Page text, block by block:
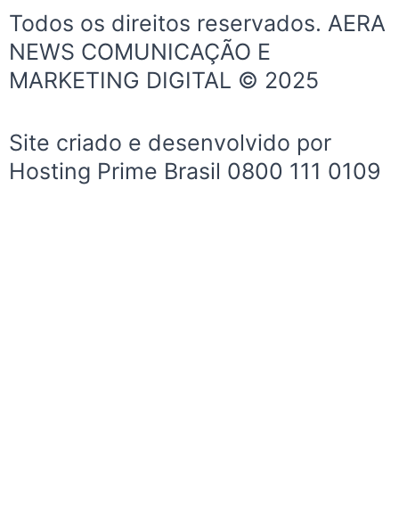
e
b
o
o
f
t
a
g
r
t
u
b
e
Todos os direitos reservados. AERA
NEWS COMUNICAÇÃO E
MARKETING DIGITAL © 2025
Site criado e desenvolvido por
Hosting Prime Brasil 0800 111 0109